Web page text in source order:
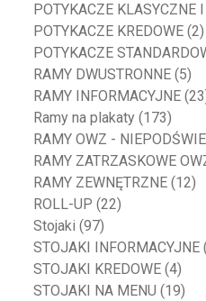
POTYKACZE KLASYCZNE
POTYKACZE KREDOWE (2)
POTYKACZE
RAMY DWUSTRONNE (5)
RAMY INFORMACYJNE
Ramy na plakaty (173)
RAMY OWZ -
RAMY ZATRZASKOWE
RAMY ZEWNĘTRZNE (12)
ROLL-UP (22)
Stojaki (97)
STOJAKI INFORMACYJNE
STOJAKI KREDOWE (4)
STOJAKI NA MENU (19)